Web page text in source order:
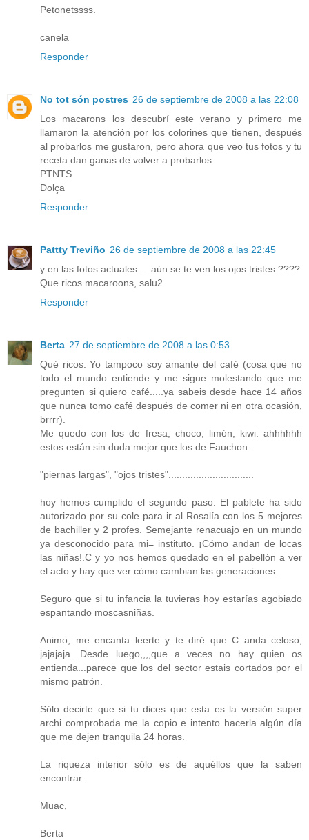
Petonetssss.
canela
Responder
No tot són postres 26 de septiembre de 2008 a las 22:08
Los macarons los descubrí este verano y primero me
llamaron la atención por los colorines que tienen, después
al probarlos me gustaron, pero ahora que veo tus fotos y tu
receta dan ganas de volver a probarlos
PTNTS
Dolça
Responder
Pattty Treviño 26 de septiembre de 2008 a las 22:45
y en las fotos actuales ... aún se te ven los ojos tristes ????
Que ricos macaroons, salu2
Responder
Berta 27 de septiembre de 2008 a las 0:53
Qué ricos. Yo tampoco soy amante del café (cosa que no
todo el mundo entiende y me sigue molestando que me
pregunten si quiero café.....ya sabeis desde hace 14 años
que nunca tomo café después de comer ni en otra ocasión,
brrrr).
Me quedo con los de fresa, choco, limón, kiwi. ahhhhhh
estos están sin duda mejor que los de Fauchon.
"piernas largas", "ojos tristes"...............................
hoy hemos cumplido el segundo paso. El pablete ha sido
autorizado por su cole para ir al Rosalía con los 5 mejores
de bachiller y 2 profes. Semejante renacuajo en un mundo
ya desconocido para mi= instituto. ¡Cómo andan de locas
las niñas!.C y yo nos hemos quedado en el pabellón a ver
el acto y hay que ver cómo cambian las generaciones.
Seguro que si tu infancia la tuvieras hoy estarías agobiado
espantando moscasniñas.
Animo, me encanta leerte y te diré que C anda celoso,
jajajaja. Desde luego,,,,que a veces no hay quien os
entienda...parece que los del sector estais cortados por el
mismo patrón.
Sólo decirte que si tu dices que esta es la versión super
archi comprobada me la copio e intento hacerla algún día
que me dejen tranquila 24 horas.
La riqueza interior sólo es de aquéllos que la saben
encontrar.
Muac,
Berta